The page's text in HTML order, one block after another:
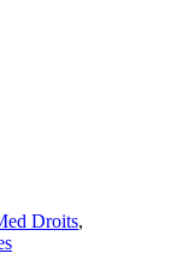
Droits,